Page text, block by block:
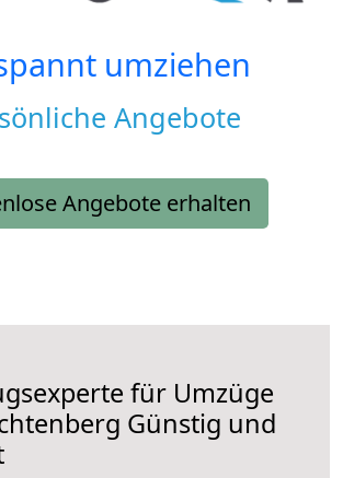
umziehen
Angebote
Angebote erhalten
für Umzüge
Günstig und